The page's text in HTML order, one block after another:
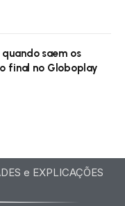
saem os
final no Globoplay
e EXPLICAÇÕES